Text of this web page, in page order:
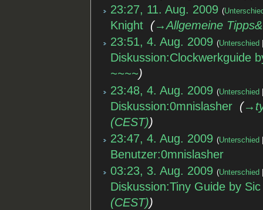
23:27, 11. Aug. 2009
Knight
→‎Allgemeine
23:51, 4. Aug. 2009
Unterschied
Diskussion:Clockwerkguide
~~~~
23:48, 4. Aug. 2009
Unterschied
Diskussion:0mnislasher
(CEST)
23:47, 4. Aug. 2009
Unterschied
Benutzer:0mnislasher
03:23, 3. Aug. 2009
Unterschied
Diskussion:Tiny Guide by Sic
(CEST)